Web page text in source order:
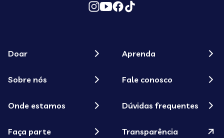
Doar
Sobre nós
Onde estamos
Faça parte
Aprenda
Fale conosco
Dúvidas frequentes
Transparência